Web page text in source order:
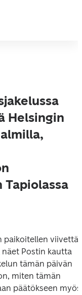
Helsingin
Tapiolassa
paikoitellen viivettä
Postin kautta
tämän päivän
miten tämän
päätökseen myös